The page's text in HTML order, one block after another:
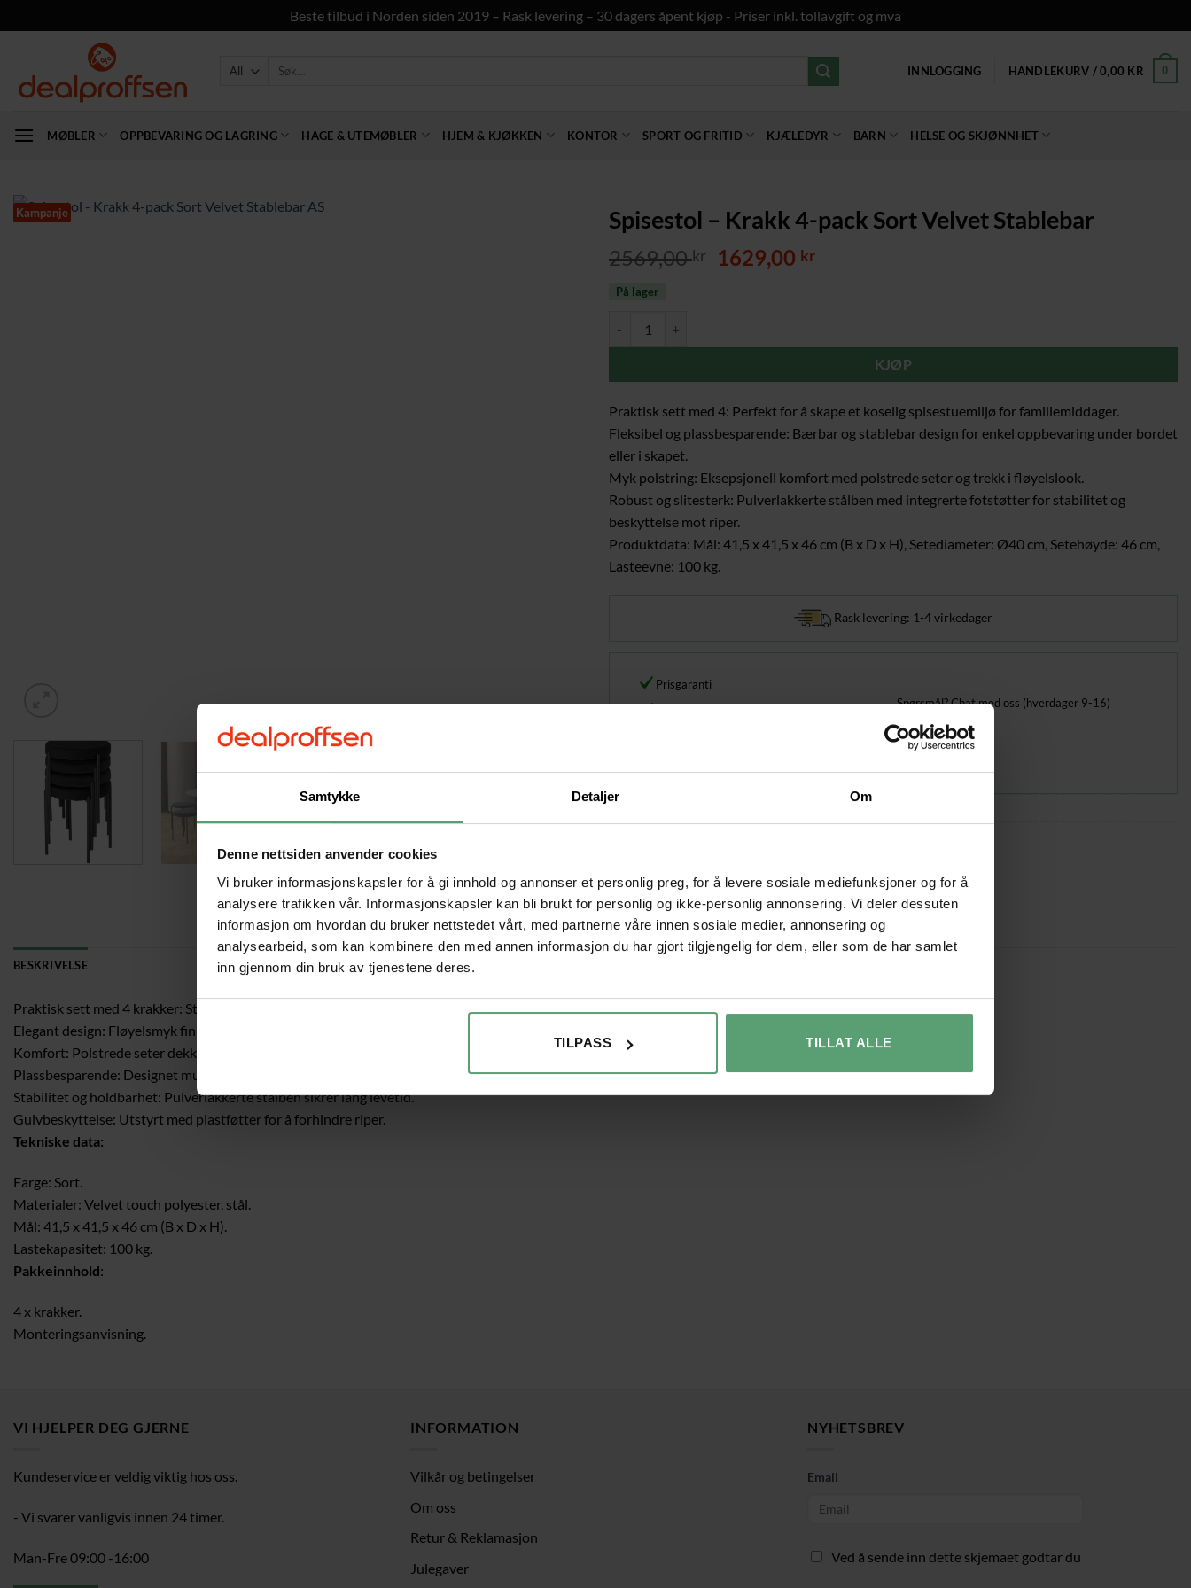
Samtykke Detaljer Om
Denne nettsiden anvender cookies
Vi bruker informasjonskapsler for å gi innhold og annonser et personlig preg, for å levere sosiale mediefunksjoner og for å
analysere trafikken vår. Informasjonskapsler kan bli brukt for personlig og ikke-personlig annonsering. Vi deler dessuten
informasjon om hvordan du bruker nettstedet vårt, med partnerne våre innen sosiale medier, annonsering og
analysearbeid, som kan kombinere den med annen informasjon du har gjort tilgjengelig for dem, eller som de har samlet
inn gjennom din bruk av tjenestene deres.
TILPASS TILLAT ALLE
Beste tilbud i Norden siden 2019 – Rask levering – 30 dagers åpent kjøp - Priser inkl. tollavgift og mva
content
Søk
INNLOGGING HANDLEKURV /0,00 KR 0
MØBLER OPPBEVARING OG LAGRING HAGE & UTEMØBLER HJEM & KJØKKEN KONTOR SPORT OG FRITID KJÆLEDYR BARN HELSE OG SKJØNNHET
Kampanje Spisestol – Krakk 4-pack Sort Velvet Stablebar
2569,00kr
Opprinnelig
1629,00 krNåværende
På lager
KJØP
Praktisk sett med 4: Perfekt for å skape et koselig spisestuemiljø for familiemiddager.
Fleksibel og plassbesparende: Bærbar og stablebar design for enkel oppbevaring under bordet
eller i skapet.
Myk polstring: Eksepsjonell komfort med polstrede seter og trekk i fløyelslook.
Robust og slitesterk: Pulverlakkerte stålben med integrerte fotstøtter for stabilitet og
beskyttelse mot riper.
Produktdata: Mål: 41,5 x 41,5 x 46 cm (B x D x H), Setediameter: Ø40 cm, Setehøyde: 46 cm,
Lasteevne: 100 kg.
Rask levering: 1-4 virkedager
Prisgaranti
Spørsmål? Chat med oss (hverdager 9-16)
BESKRIVELSE
Praktisk sett med 4 krakker: Stables for enkel oppbevaring og optimal utnyttelse av plassen.
Elegant design: Fløyelsmyk finish gir en luksuriøs følelse.
Komfort: Polstrede seter dekket med myk fløyelstrekk.
Plassbesparende: Designet muliggjør praktisk oppbevaring når pallene ikke er i bruk.
Stabilitet og holdbarhet: Pulverlakkerte stålben sikrer lang levetid.
Gulvbeskyttelse: Utstyrt med plastføtter for å forhindre riper.
Tekniske data:
Farge: Sort.
Materialer: Velvet touch polyester, stål.
Mål: 41,5 x 41,5 x 46 cm (B x D x H).
Lastekapasitet: 100 kg.
Pakkeinnhold:
4 x krakker.
Monteringsanvisning.
VI HJELPER DEG GJERNE
Kundeservice er veldig viktig hos oss.
- Vi svarer vanligvis innen 24 timer.
Man-Fre 09:00 -16:00
INFORMATION
Vilkår og betingelser
Om oss
Retur & Reklamasjon
Julegaver
NYHETSBREV
Email
Ved å sende inn dette skjemaet godtar du